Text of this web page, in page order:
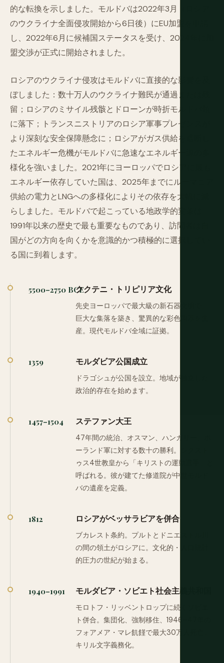
的な転換を示しました。モルドバは2022年3月（ロシア
のウクライナ全面侵攻開始から6日後）にEU加盟を申請
し、2022年6月に候補国ステータスを受け、2024年に加
盟交渉が正式に開始されました。
ロシアのウクライナ侵攻はモルドバに直接的な影響を及
ぼしました：数十万人のウクライナ難民が通過または残
留；ロシアのミサイル残骸とドローンが時折モルドバ領
に落下；トランスニストリアのロシア軍事プレゼンスが
より深刻な安全保障懸念に；ロシアがガス供給を遮断し
たエネルギー危機がモルドバに急速なエネルギー源の多
様化を強いました。2021年にヨーロッパでロシアに最も
エネルギー依存していた国は、2025年までにルーマニア
供給の電力とLNGへの多様化によりその依存を大幅に減
らしました。モルドバで起こっている地政学的変革は
1991年以来の歴史で最も重要なものであり、訪問者は自
国がどの方向を向くかを意識的かつ積極的に選択してい
る国に到着します。
5500–2750 BCEククテニ・トリピリア文化
先史ヨーロッパで最大級の新石器文明で、
巨大な集落を築き、驚異的な彩色陶器を生
産。現代モルドバ全域に証拠。
1359 モルダビア公国成立
ドラゴシュが公国を設立。地域が独立した
政治的存在を始めます。
1457–1504 ステファン大王
47年間の統治、オスマン、ハンガリー、ポ
ーランド軍に対する数十の勝利。シクスト
ゥス4世教皇から「キリストの運動選手」と
呼ばれる。彼が建てた修道院が中世モルド
バの遺産を定義。
1812 ロシアがベッサラビアを併合
ブカレスト条約。プルトとドニエストル川
の間の領土がロシアに。文化的・人口統計
的圧力の世紀が始まる。
1940–1991 モルダビア・ソビエト社会主義共和国
モロトフ・リッベントロップに続くソビエ
ト併合。集団化、強制移住、1946–47年の
フォアメア・マレ飢饉で最大30万人死亡。
キリル文字義務化。